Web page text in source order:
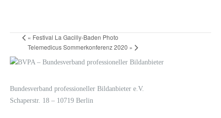
« Festival La Gacilly-Baden Photo
Telemedicus Sommerkonferenz 2020 »
Bundesverband professioneller Bildanbieter e.V.
Schaperstr. 18 – 10719 Berlin